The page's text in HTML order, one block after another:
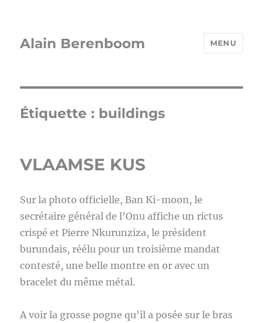
Alain Berenboom MENU
Étiquette : buildings
VLAAMSE KUS
Sur la photo officielle, Ban Ki-moon, le
secrétaire général de l’Onu affiche un rictus
crispé et Pierre Nkurunziza, le président
burundais, réélu pour un troisième mandat
contesté, une belle montre en or avec un
bracelet du même métal.
A voir la grosse pogne qu’il a posée sur le bras